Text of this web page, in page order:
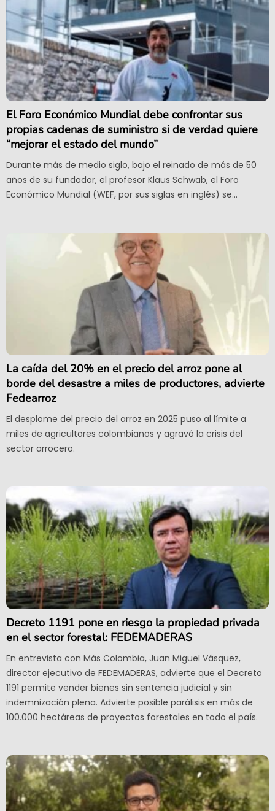
El Foro Económico Mundial debe confrontar sus
propias cadenas de suministro si de verdad quiere
“mejorar el estado del mundo”
Durante más de medio siglo, bajo el reinado de más de 50
años de su fundador, el profesor Klaus Schwab, el Foro
Económico Mundial (WEF, por sus siglas en inglés) se...
La caída del 20% en el precio del arroz pone al
borde del desastre a miles de productores, advierte
Fedearroz
El desplome del precio del arroz en 2025 puso al límite a
miles de agricultores colombianos y agravó la crisis del
sector arrocero.
Decreto 1191 pone en riesgo la propiedad privada
en el sector forestal: FEDEMADERAS
En entrevista con Más Colombia, Juan Miguel Vásquez,
director ejecutivo de FEDEMADERAS, advierte que el Decreto
1191 permite vender bienes sin sentencia judicial y sin
indemnización plena. Advierte posible parálisis en más de
100.000 hectáreas de proyectos forestales en todo el país.